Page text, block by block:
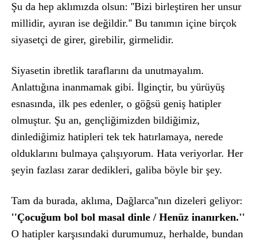
Şu da hep aklımızda olsun: ''Bizi birleştiren her unsur
millidir, ayıran ise değildir.'' Bu tanımın içine birçok
siyasetçi de girer, girebilir, girmelidir.
Siyasetin ibretlik taraflarını da unutmayalım.
Anlattığına inanmamak gibi. İlginçtir, bu yürüyüş
esnasında, ilk pes edenler, o göğsü geniş hatipler
olmuştur. Şu an, gençliğimizden bildiğimiz,
dinlediğimiz hatipleri tek tek hatırlamaya, nerede
olduklarını bulmaya çalışıyorum. Hata veriyorlar. Her
şeyin fazlası zarar dedikleri, galiba böyle bir şey.
Tam da burada, aklıma, Dağlarca''nın dizeleri geliyor:
''Çocuğum bol bol masal dinle / Henüz inanırken.''
O hatipler karşısındaki durumumuz, herhalde, bundan